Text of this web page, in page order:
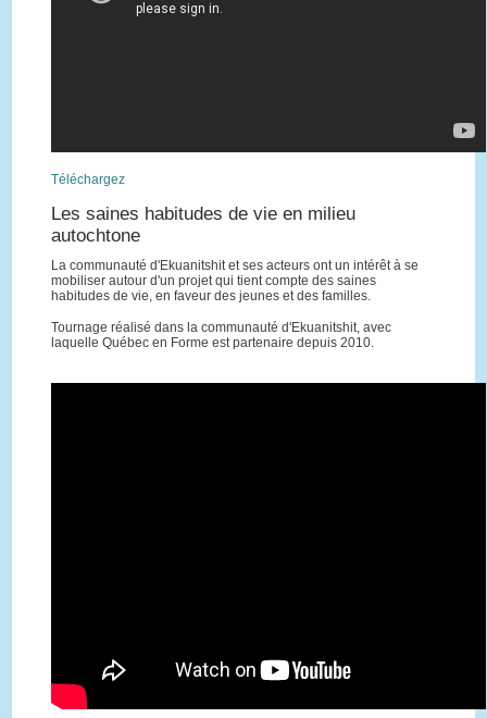
Téléchargez
Les saines habitudes de vie en milieu
autochtone
La communauté d'Ekuanitshit et ses acteurs ont un intérêt à se
mobiliser autour d'un projet qui tient compte des saines
habitudes de vie, en faveur des jeunes et des familles.
Tournage réalisé dans la communauté d'Ekuanitshit, avec
laquelle Québec en Forme est partenaire depuis 2010.